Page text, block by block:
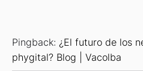
Pingback: ¿El futuro de los
phygital? Blog | Vacolba